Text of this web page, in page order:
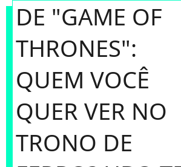
DE "GAME OF
THRONES":
QUEM VOCÊ
QUER VER NO
TRONO DE